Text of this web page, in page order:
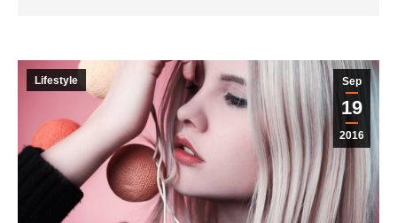
Sep
19
2016
Lifestyle